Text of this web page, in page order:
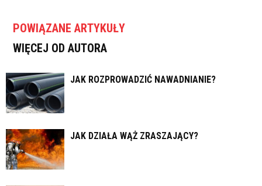
POWIĄZANE ARTYKUŁY
WIĘCEJ OD AUTORA
JAK ROZPROWADZIĆ NAWADNIANIE?
JAK DZIAŁA WĄŻ ZRASZAJĄCY?